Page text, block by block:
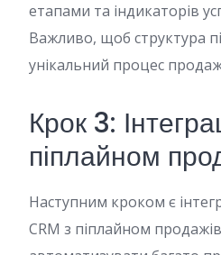
етапами та індикаторів
Важливо, щоб структура
унікальний процес
Крок 3:
піплайном
Наступним кроком є
CRM з піплайном